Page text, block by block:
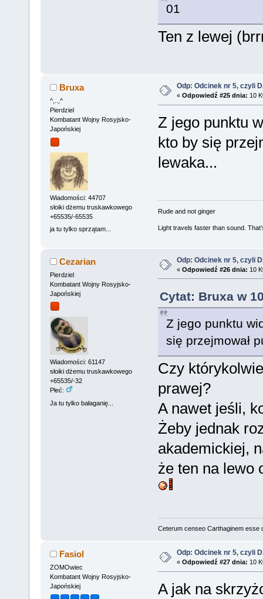
01
Ten z lewej
Bruxa
^,..,^
Pierdziel
Kombatant Wojny Rosyjsko-
Japońskiej
Wiadomości: 44707
słoiki dżemu truskawkowego
+65535/-65535
ja tu tylko sprzątam...
Odp: Odcinek nr 5, czyli
« Odpowiedź #25 dnia: 10
Z jego punktu
kto by się
lewaka...
Rude and not ginger
Light travels faster than sound.
Cezarian
Pierdziel
Kombatant Wojny Rosyjsko-
Japońskiej
Wiadomości: 61147
słoiki dżemu truskawkowego
+65535/-32
Płeć:
Ja tu tylko bałaganię...
Odp: Odcinek nr 5, czyli
« Odpowiedź #26 dnia: 10
Cytat: Bruxa w
Z jego punktu
się przejmował
Czy
prawej?
A nawet jeśli,
Żeby jednak
akademickiej,
że ten na lewo
Ceterum censeo Carthaginem esse
Fasiol
ZOMOwiec
Kombatant Wojny Rosyjsko-
Japońskiej
Odp: Odcinek nr 5, czyli
« Odpowiedź #27 dnia: 10
A jak na